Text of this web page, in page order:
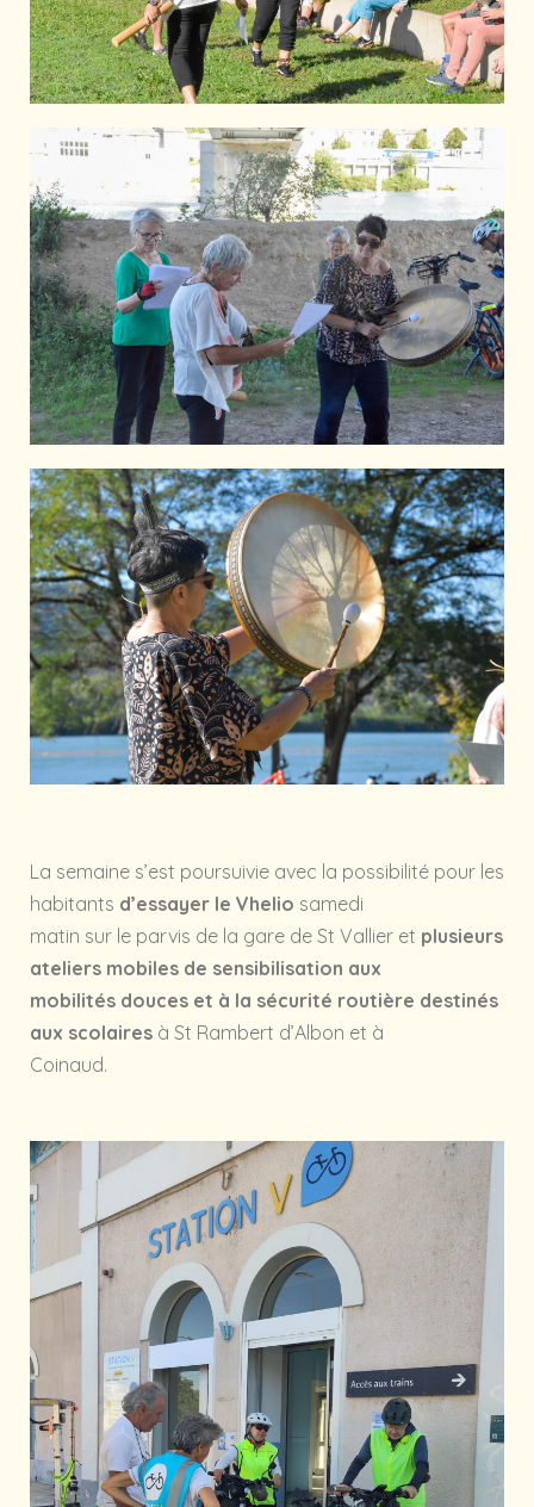
La semaine s’est poursuivie avec la possibilité pour les
habitants d’essayer le Vhelio samedi
matin sur le parvis de la gare de St Vallier et plusieurs
ateliers mobiles de sensibilisation aux
mobilités douces et à la sécurité routière destinés
aux scolaires à St Rambert d’Albon et à
Coinaud.